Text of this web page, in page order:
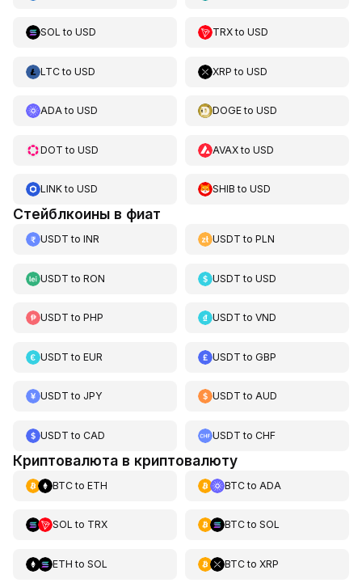
SOL to USD TRXtoUSD
LTCto USD XRP toUSD
ADAto USD DOGEtoUSD
DOT to USD AVAXtoUSD
LINKto USD SHIB toUSD
Стейблкоины в фиат
USDT to INR USDT toPLN
USDT to RON USDT toUSD
USDT to PHP USDT toVND
USDT to EUR USDT toGBP
USDT to JPY USDT toAUD
USDT to CAD USDT toCHF
Криптовалюта в криптовалюту
BTCto ETH BTCto ADA
SOL to TRX BTCto SOL
ETH to SOL BTCto XRP